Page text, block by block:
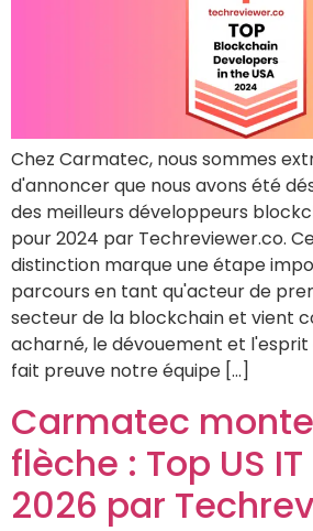
Chez Carmatec, nous sommes
d'annoncer que nous avons été
des meilleurs développeurs
pour 2024 par Techreviewer.co.
distinction marque une étape
parcours en tant qu'acteur de
secteur de la blockchain et vient
acharné, le dévouement et
fait preuve notre équipe […]
Carmatec
flèche : Top US
2026 par